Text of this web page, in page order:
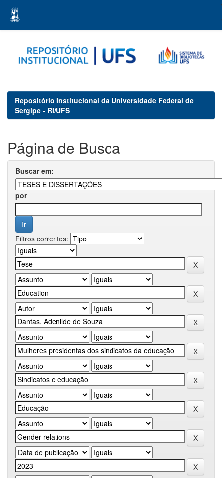
navigation
Repositório Institucional da Universidade Federal de
Sergipe - RI/UFS
Página de Busca
Buscar em:
por
Filtros correntes: